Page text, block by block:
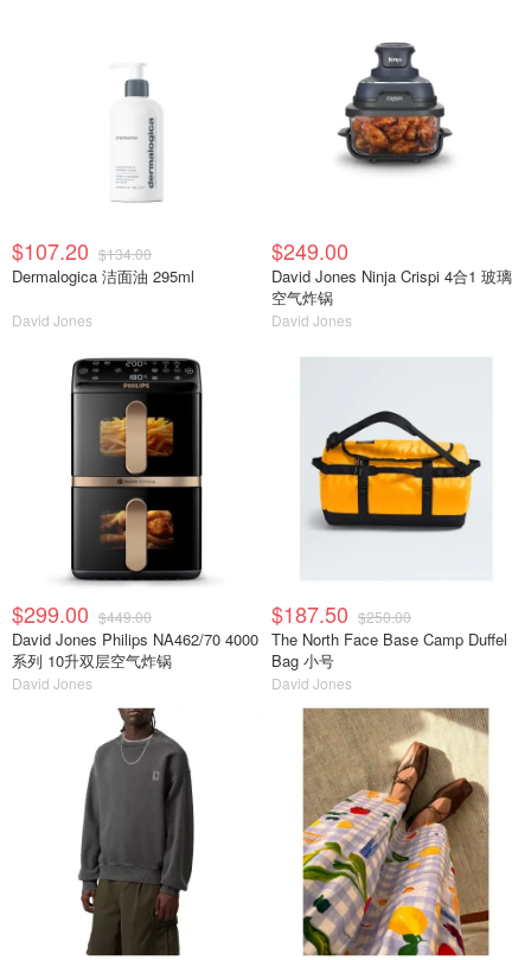
$107.20 $134.00
Dermalogica 洁面油 295ml
David Jones
$249.00
David Jones Ninja Crispi 4合1 玻璃
空气炸锅
David Jones
$299.00 $449.00
David Jones Philips NA462/70 4000
系列 10升双层空气炸锅
David Jones
$187.50 $250.00
The North Face Base Camp Duffel
Bag 小号
David Jones